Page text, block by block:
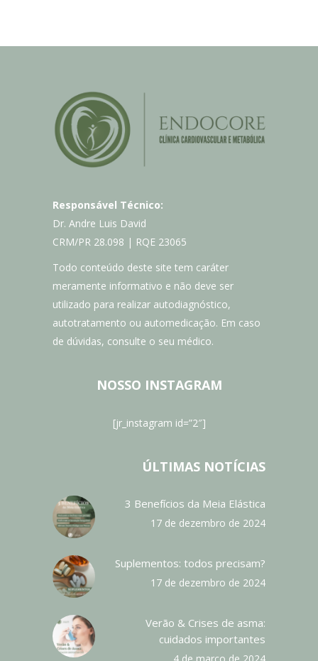
Responsável Técnico:
Dr. Andre Luis David
CRM/PR 28.098 | RQE 23065
Todo conteúdo deste site tem caráter
meramente informativo e não deve ser
utilizado para realizar autodiagnóstico,
autotratamento ou automedicação. Em caso
de dúvidas, consulte o seu médico.
NOSSO INSTAGRAM
[jr_instagram id=”2″]
ÚLTIMAS NOTÍCIAS
3 Benefícios da Meia Elástica
17 de dezembro de 2024
Suplementos: todos precisam?
17 de dezembro de 2024
Verão & Crises de asma:
cuidados importantes